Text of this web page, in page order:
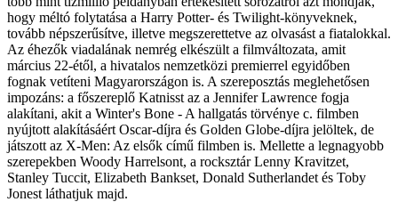
hogy méltó folytatása a Harry Potter- és Twilight-könyveknek,
tovább népszerűsítve, illetve megszerettetve az olvasást a fiatalokkal.
Az éhezők viadalának nemrég elkészült a filmváltozata, amit
március 22-étől, a hivatalos nemzetközi premierrel egyidőben
fognak vetíteni Magyarországon is. A szereposztás meglehetősen
impozáns: a főszereplő Katnisst az a Jennifer Lawrence fogja
alakítani, akit a Winter's Bone - A hallgatás törvénye c. filmben
nyújtott alakításáért Oscar-díjra és Golden Globe-díjra jelöltek, de
játszott az X-Men: Az elsők című filmben is. Mellette a legnagyobb
szerepekben Woody Harrelsont, a rocksztár Lenny Kravitzet,
Stanley Tuccit, Elizabeth Bankset, Donald Sutherlandet és Toby
Jonest láthatjuk majd.